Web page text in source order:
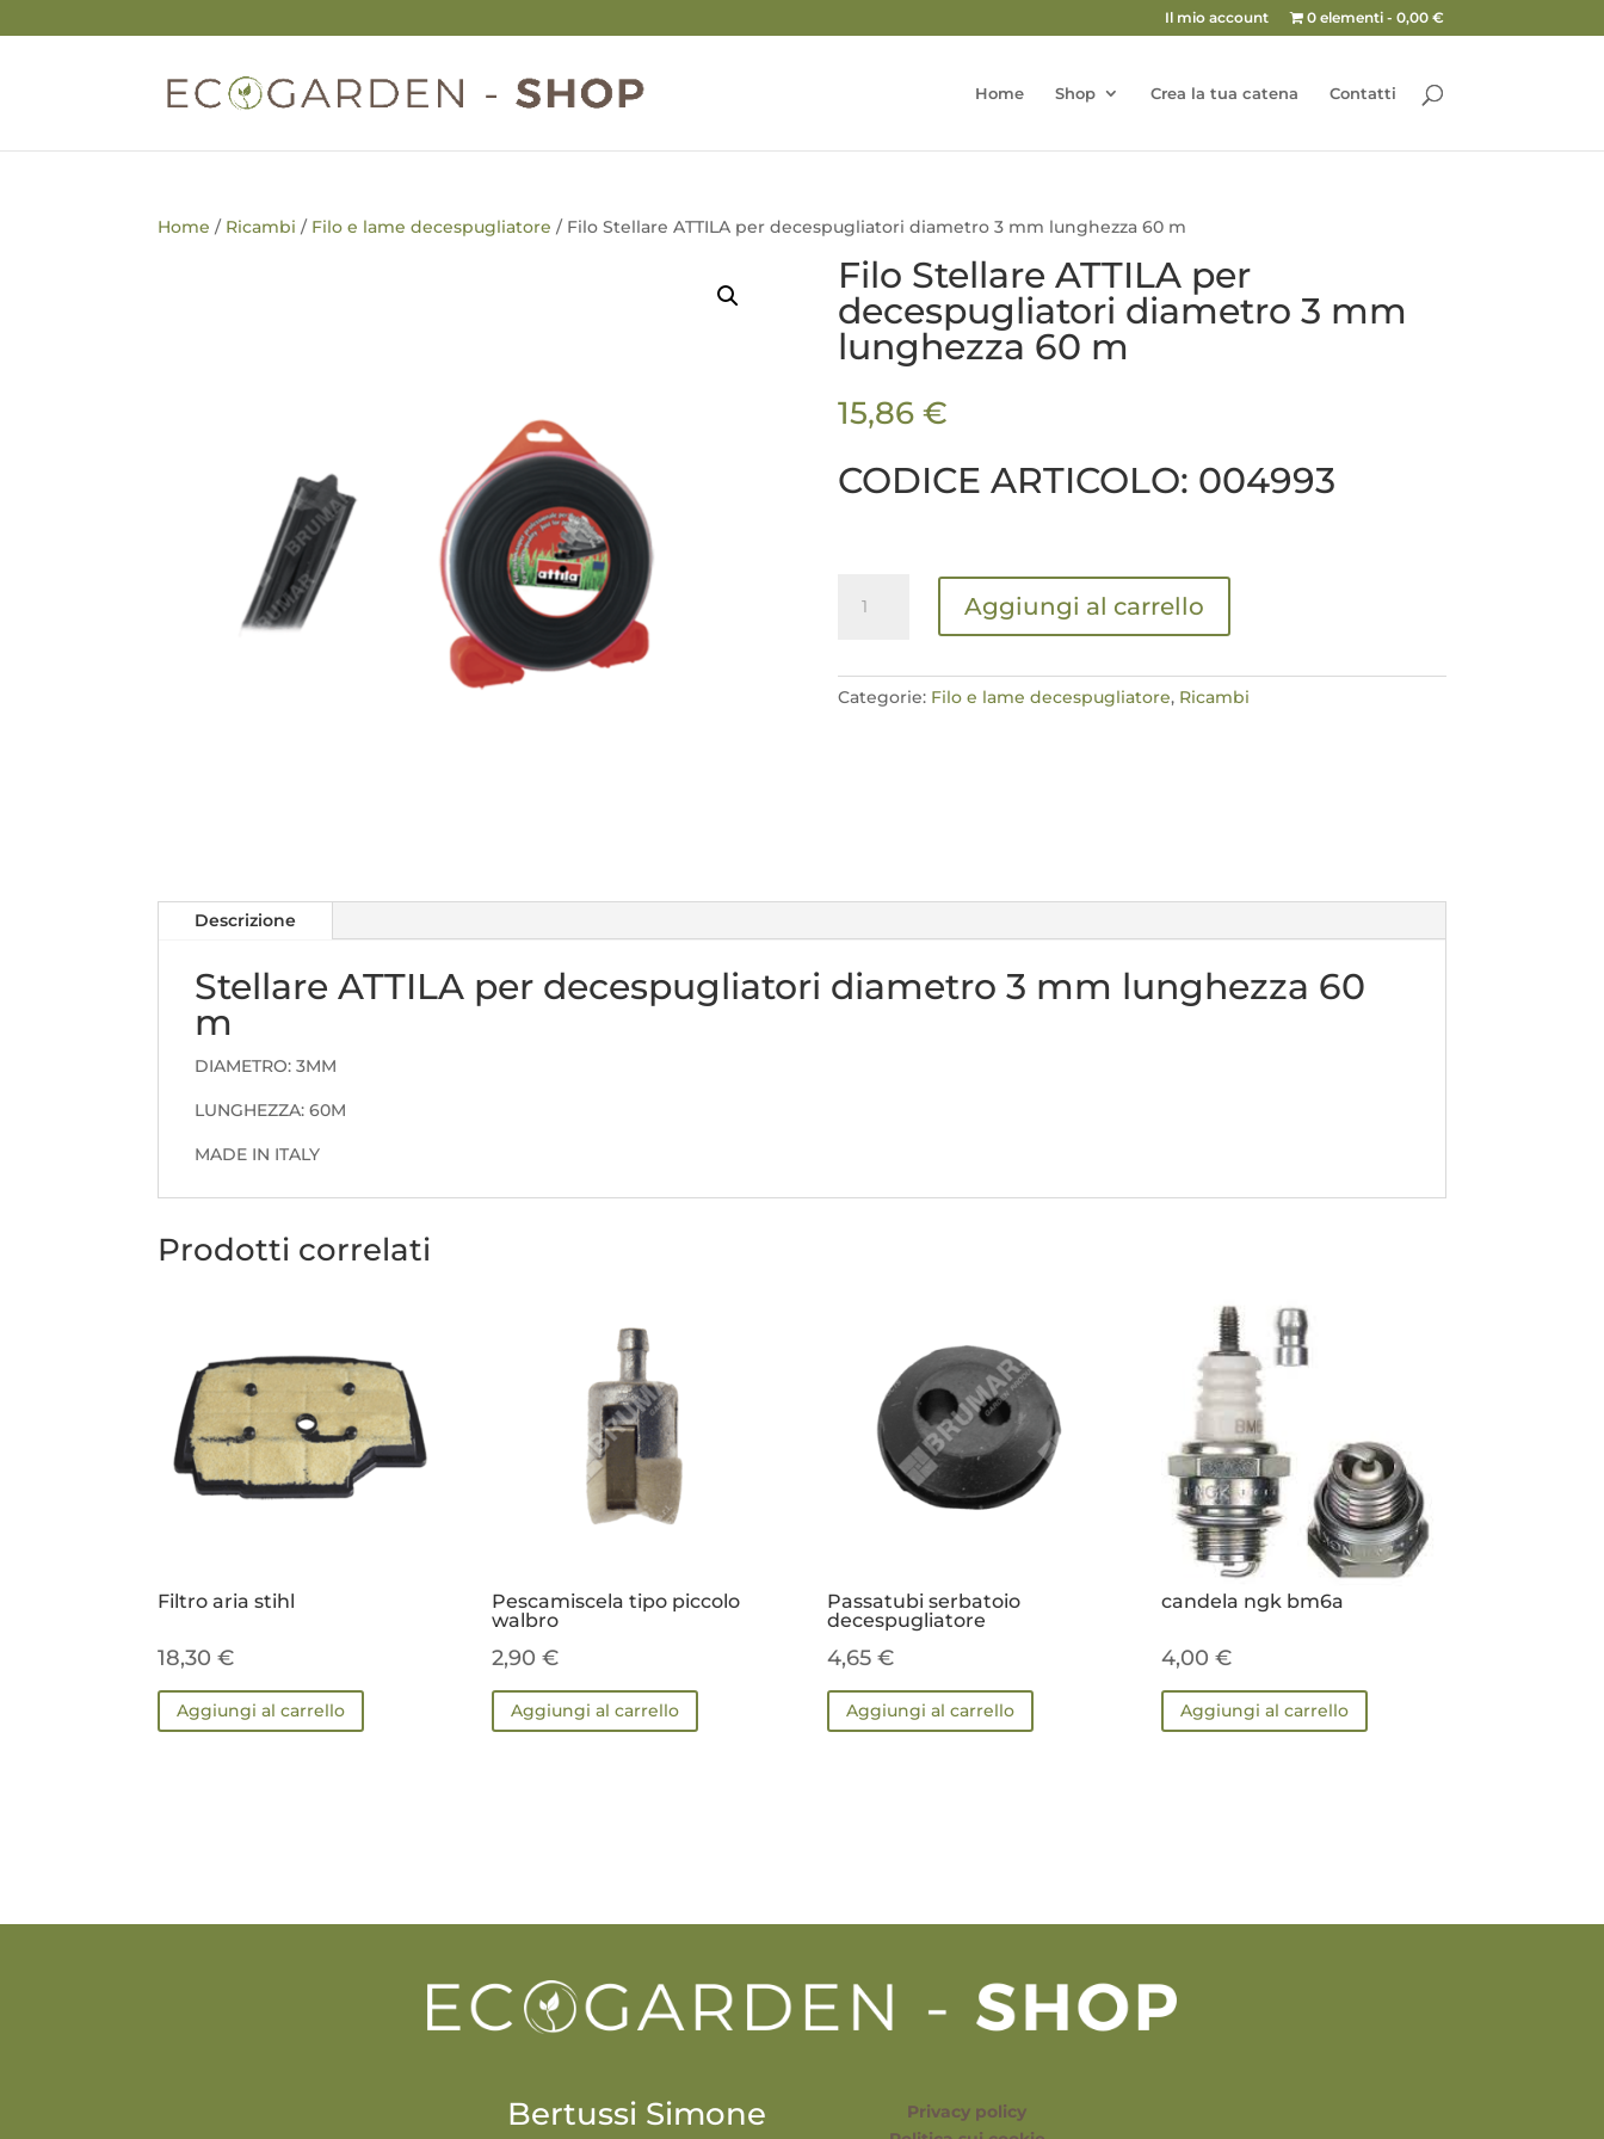
Il mio account 0 elementi 0,00 €
Home Shop Crea la tua catena Contatti
Home / Ricambi / Filo e lame decespugliatore / Filo Stellare ATTILA per decespugliatori diametro 3 mm lunghezza 60 m
Filo Stellare ATTILA per
decespugliatori diametro 3 mm
lunghezza 60 m
15,86 €
CODICE ARTICOLO: 004993
Stellare
decespugliatori
Aggiungi al carrello
Categorie: Filo e lame decespugliatore, Ricambi
Descrizione
Stellare ATTILA per decespugliatori diametro 3 mm lunghezza 60
m
DIAMETRO: 3MM
LUNGHEZZA: 60M
MADE IN ITALY
Prodotti correlati
Filtro aria stihl
18,30 €
Aggiungi al carrello
Pescamiscela tipo piccolo
walbro
2,90€
Aggiungi al carrello
Passatubi serbatoio
decespugliatore
4,65 €
Aggiungi al carrello
candela ngk bm6a
4,00 €
Aggiungi al carrello
Bertussi Simone
Privacy policy